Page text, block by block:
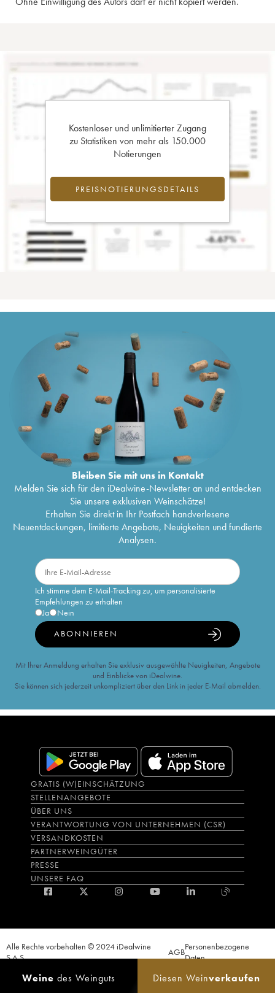
Weine des Weinguts Diesen Weinverkaufen
Kostenloser und unlimitierter Zugang
zu Statistiken von mehr als 150.000
Notierungen
PREISNOTIERUNGSDETAILS
Bleiben Sie mit uns in Kontakt
Melden Sie sich für den iDealwine-Newsletter an und entdecken
Sie unsere exklusiven Weinschätze!
Erhalten Sie direkt in Ihr Postfach handverlesene
Neuentdeckungen, limitierte Angebote, Neuigkeiten und fundierte
Analysen.
Ich stimme dem E-Mail-Tracking zu, um personalisierte
Empfehlungen zu erhalten
Ja
Nein
ABONNIEREN
Mit Ihrer Anmeldung erhalten Sie exklusiv ausgewählte Neuigkeiten, Angebote
und Einblicke von iDealwine.
Sie können sich jederzeit unkompliziert über den Link in jeder E-Mail abmelden.
GRATIS (W)EINSCHÄTZUNG
STELLENANGEBOTE
ÜBER UNS
VERANTWORTUNG VON UNTERNEHMEN (CSR)
VERSANDKOSTEN
PARTNERWEINGÜTER
PRESSE
UNSERE FAQ
Alle Rechte vorbehalten © 2024 iDealwine
S.A.S.
AGBPersonenbezogene
Daten
Verkaufs verlangt. CODE DE LA SANTÉ PUBLIQUE, ART.L.3342-1 et L.3353-3